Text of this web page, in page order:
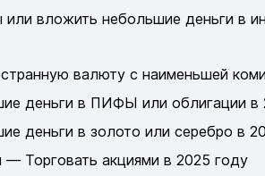
вложить небольшие деньги в
валюту с наименьшей
деньги в ПИФЫ или облигации в
деньги в золото или серебро в
— Торговать акциями в 2025 году